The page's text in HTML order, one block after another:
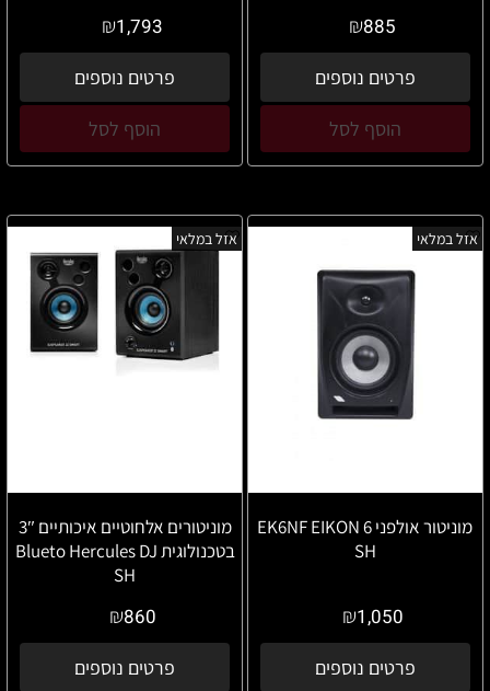
₪885
פרטים נוספים
הוסף לסל
₪1,793
פרטים נוספים
הוסף לסל
אזל במלאי
מוניטור אולפני 6 EK6NF EIKON
SH
₪1,050
פרטים נוספים
אזל במלאי
מוניטורים אלחוטיים איכותיים 3″
בטכנולוגית Blueto Hercules DJ
SH
₪860
פרטים נוספים